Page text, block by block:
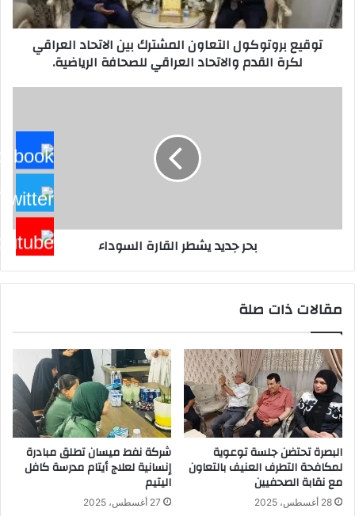
لكرة
القدم
والاتحادتوقيع بروتوكول التعاون المشترك بين الاتحاد العراقي
لكرة القدم والاتحاد العراقي للصحافة الرياضية.
بحر جديد يشطر القارة السوداء
مقالات ذات صلة
البصرة تحتضن جلسة توعوية
لمكافحة التطرف العنيف بالتعاون
مع نقابة الصحفيين
28 أغسطس، 2025
شركة نفط ميسان تطلق مبادرة
إنسانية لعلاج أيتام مدرسة كافل
اليتيم
27 أغسطس، 2025